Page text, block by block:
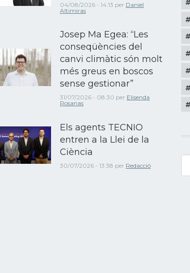
04/08/2026 - 14:13 per Daniel
Altimiras
Josep Ma Egea: “Les
conseqüències del
canvi climàtic són molt
més greus en boscos
sense gestionar”
31/07/2026 - 08:30 per Elisenda
Rosanas
Els agents TECNIO
entren a la Llei de la
Ciència
30/07/2026 - 13:38 per Redacció